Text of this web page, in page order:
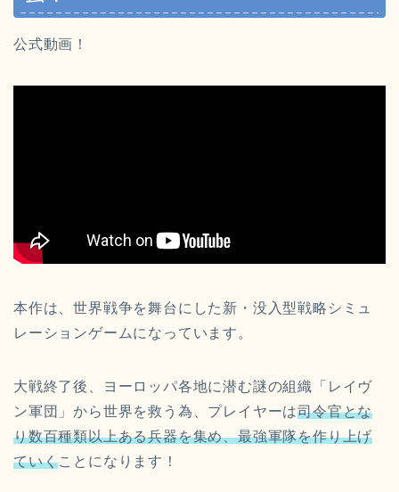
公式動画！
本作は、世界戦争を舞台にした新・没入型戦略シミュ
レーションゲームになっています。
大戦終了後、ヨーロッパ各地に潜む謎の組織「レイヴ
ン軍団」から世界を救う為、プレイヤーは司令官とな
り数百種類以上ある兵器を集め、最強軍隊を作り上げ
ていくことになります！